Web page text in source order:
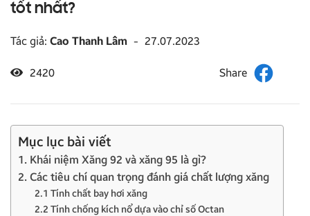
tốt nhất?
Tác giả: Cao Thanh Lâm - 27.07.2023
2420
Mục lục bài viết
1. Khái niệm Xăng 92 và xăng 95 là gì?
2. Các tiêu chí quan trọng đánh giá chất lượng xăng
2.1 Tính chất bay hơi xăng
2.2 Tính chống kích nổ dựa vào chỉ số Octan